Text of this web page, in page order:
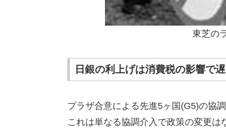
東芝の
日銀の利上げは消費税の影響で
プラザ合意による先進5ヶ国(G5)の協
これは単なる協調介入で政策の変更